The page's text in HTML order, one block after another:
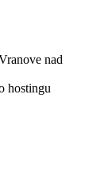
nad
hostingu